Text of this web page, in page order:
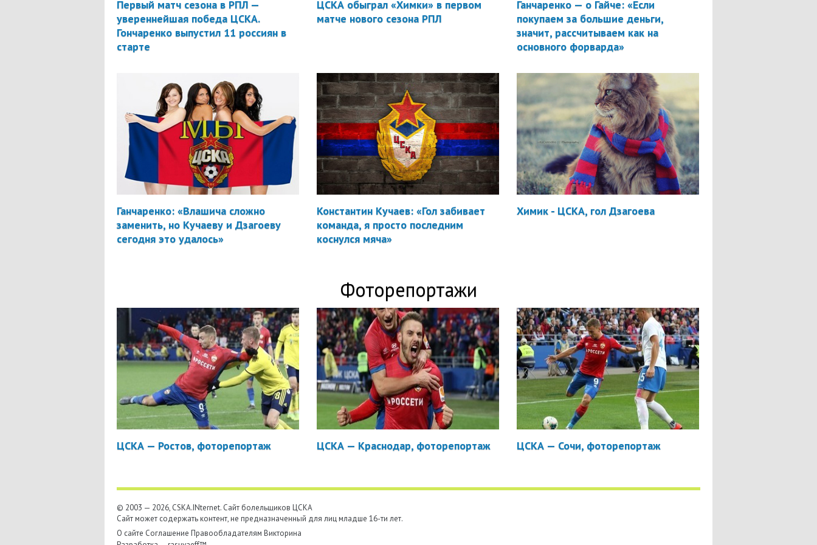
Первый матч сезона в РПЛ —
увереннейшая победа ЦСКА.
Гончаренко выпустил 11 россиян в
старте
ЦСКА обыграл «Химки» в первом
матче нового сезона РПЛ
Ганчаренко — о Гайче: «Если
покупаем за большие деньги,
значит, рассчитываем как на
основного форварда»
Ганчаренко: «Влашича сложно
заменить, но Кучаеву и Дзагоеву
сегодня это удалось»
Константин Кучаев: «Гол забивает
команда, я просто последним
коснулся мяча»
Химик - ЦСКА, гол Дзагоева
Фоторепортажи
ЦСКА — Ростов, фоторепортаж ЦСКА — Краснодар, фоторепортаж ЦСКА — Сочи, фоторепортаж
© 2003 — 2026, CSKA.INternet. Cайт болельщиков ЦСКА
Сайт может содержать контент, не предназначенный для лиц младше 16-ти лет.
О сайте Соглашение Правообладателям Викторина